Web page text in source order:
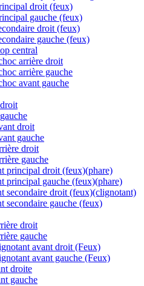
droit (feux)
gauche (feux)
droit (feux)
gauche (feux)
central
arrière droit
arrière gauche
avant gauche
droit
gauche
droit
gauche
principal droit (feux)(phare)
principal gauche (feux)(phare)
secondaire droit (feux)(clignotant)
secondaire gauche (feux)
droit
gauche
avant droit (Feux)
avant gauche (Feux)
droite
gauche